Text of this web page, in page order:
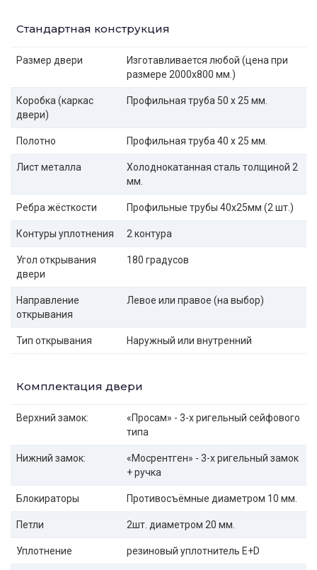
Стандартная конструкция
Размер двери
Изготавливается любой (цена при
размере 2000x800 мм.)
Коробка (каркас
двери)
Профильная труба 50 х 25 мм.
Полотно Профильная труба 40 х 25 мм.
Лист металла
Холоднокатанная сталь толщиной 2
мм.
Ребра жёсткости Профильные трубы 40х25мм (2 шт.)
Контуры уплотнения 2 контура
Угол открывания
двери
180 градусов
Направление
открывания
Левое или правое (на выбор)
Тип открывания Наружный или внутренний
Комплектация двери
Верхний замок:
«Просам» - 3-х ригельный сейфового
типа
Нижний замок:
«Мосрентген» - 3-х ригельный замок
+ ручка
Блокираторы Противосъёмные диаметром 10 мм.
Петли 2шт. диаметром 20 мм.
Уплотнение резиновый уплотнитель E+D